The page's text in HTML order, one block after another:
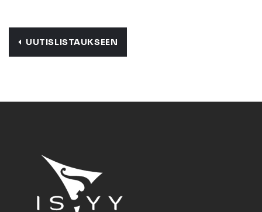
UUTISLISTAUKSEEN